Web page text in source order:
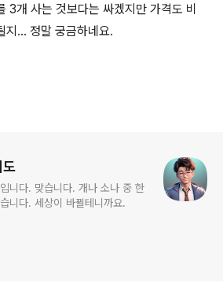
3개 사는 것보다는 싸겠지만 가격도 비
지... 정말 궁금하네요.
도
니다. 맞습니다. 개나 소나 중 한
니다. 세상이 바뀔테니까요.